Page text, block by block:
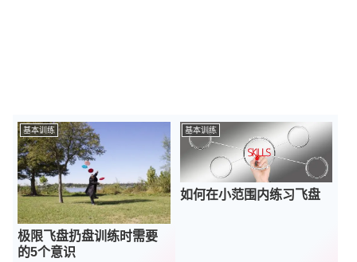
基本训练
极限飞盘扔盘训练时需要
的5个意识
基本训练
如何在小范围内练习飞盘